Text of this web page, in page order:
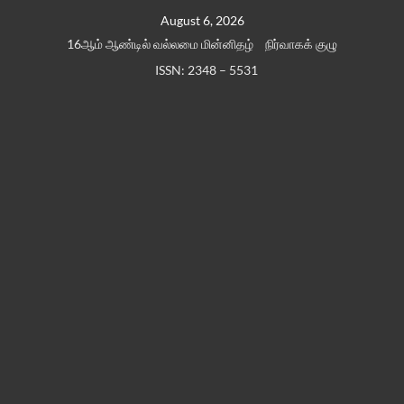
August 6, 2026
16ஆம் ஆண்டில் வல்லமை மின்னிதழ்
நிர்வாகக் குழு
ISSN: 2348 – 5531